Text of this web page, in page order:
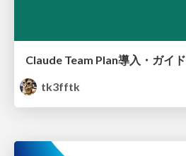
Claude Team Plan導入・ガイド
tk3fftk